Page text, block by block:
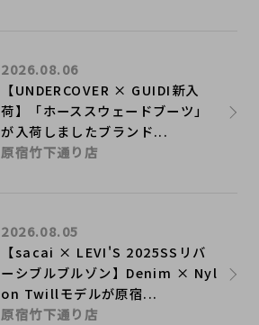
【UNDERCOVER × GUIDI新入
荷】「ホーススウェードブーツ」
が入荷しましたブランド...
2026.08.06
原宿竹下通り店
【sacai × LEVI'S 2025SSリバ
ーシブルブルゾン】Denim × Nyl
on Twillモデルが原宿...
2026.08.05
原宿竹下通り店